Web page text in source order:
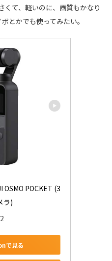
て、軽いのに、画質もかなり
とかでも使ってみたい。
OSMO POCKET (3
ラ)
で見る